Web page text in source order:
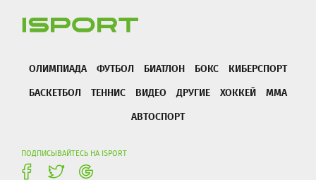
ОЛИМПИАДА ФУТБОЛ БИАТЛОН БОКС
КИБЕРСПОРТ
БАСКЕТБОЛ
ТЕННИС ВИДЕО ДРУГИЕ ХОККЕЙ
ММА
АВТОСПОРТ
ПОДПИСЫВАЙТЕСЬ НА ISPORT